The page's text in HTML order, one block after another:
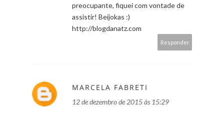
preocupante, fiquei com vontade de
assistir! Beijokas :)
http://blogdanatz.com
Responder
MARCELA FABRETI
12 de dezembro de 2015 às 15:29